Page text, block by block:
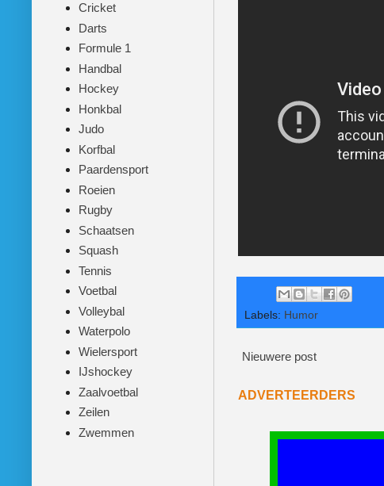
Labels: Humor
Nieuwere post
ADVERTEERDERS
Cricket
Darts
Formule 1
Handbal
Hockey
Honkbal
Judo
Korfbal
Paardensport
Roeien
Rugby
Schaatsen
Squash
Tennis
Voetbal
Volleybal
Waterpolo
Wielersport
IJshockey
Zaalvoetbal
Zeilen
Zwemmen